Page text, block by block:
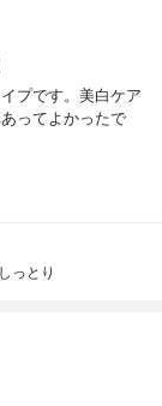
プです。美白ケア
ってよかったで
っとり